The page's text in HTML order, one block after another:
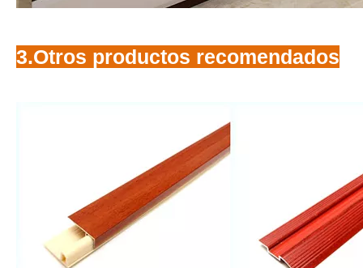
3.Otros productos recomendados